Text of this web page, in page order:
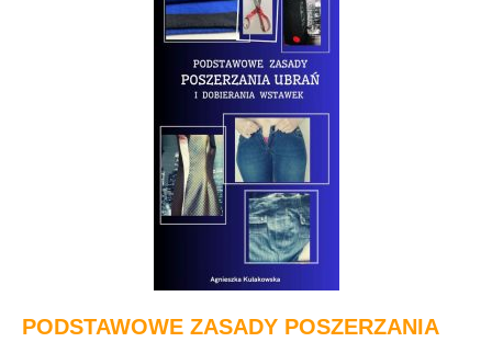
PODSTAWOWE ZASADY POSZERZANIA